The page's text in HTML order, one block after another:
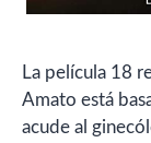
La película 18
Amato está
acude al